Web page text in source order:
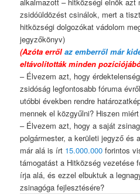
zsidóüldözést csinálok, mert a
hitközségi dolgozókat vádolom
jegyzőkönyv)
(Azóta errőlaz emberről már
eltávolították minden
– Élvezem azt, hogy
zsidóság legfontosabb fóruma
utóbbi években rendre
mennek el közgyűlni? Hiszen
– Élvezem azt, hogy a saját
polgármester, a kerületi jegyző és
már alá is írt 15.000.000 forintos
támogatást a Hitközség vezetése
írja alá, és ezzel elbuktuk a
zsinagóga fejlesztésére?